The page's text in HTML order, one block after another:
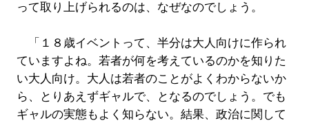
って取り上げられるのは、なぜなのでしょう。
「１８歳イベントって、半分は大人向けに作られ
ていますよね。若者が何を考えているのかを知りた
い大人向け。大人は若者のことがよくわからないか
ら、とりあえずギャルで、となるのでしょう。でも
ギャルの実態もよく知らない。結果、政治に関して